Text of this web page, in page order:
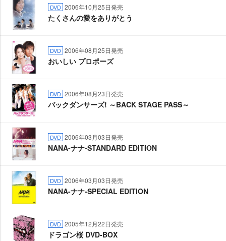
DVD 2006年10月25日発売
たくさんの愛をありがとう
DVD 2006年08月25日発売
おいしい プロポーズ
DVD 2006年08月23日発売
バックダンサーズ! ～BACK STAGE PASS～
DVD 2006年03月03日発売
NANA-ナナ-STANDARD EDITION
DVD 2006年03月03日発売
NANA-ナナ-SPECIAL EDITION
DVD 2005年12月22日発売
ドラゴン桜 DVD-BOX